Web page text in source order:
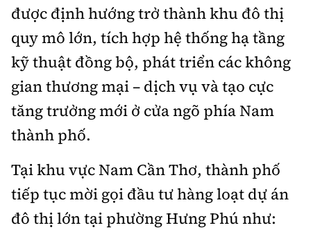
Hotline:
0901 514 799
Quảng cáo và Phát hành:
0915 057 282
Email: bandoc@baoxaydung.vn
Cấm sao chép dưới mọi hình thức nếu không có sự
chấp thuận bằng văn bản.
Thông tin tòa soạn
được định hướng trở thành khu đô thị
quy mô lớn, tích hợp hệ thống hạ tầng
kỹ thuật đồng bộ, phát triển các không
gian thương mại – dịch vụ và tạo cực
tăng trưởng mới ở cửa ngõ phía Nam
thành phố.
Tại khu vực Nam Cần Thơ, thành phố
tiếp tục mời gọi đầu tư hàng loạt dự án
đô thị lớn tại phường Hưng Phú như: